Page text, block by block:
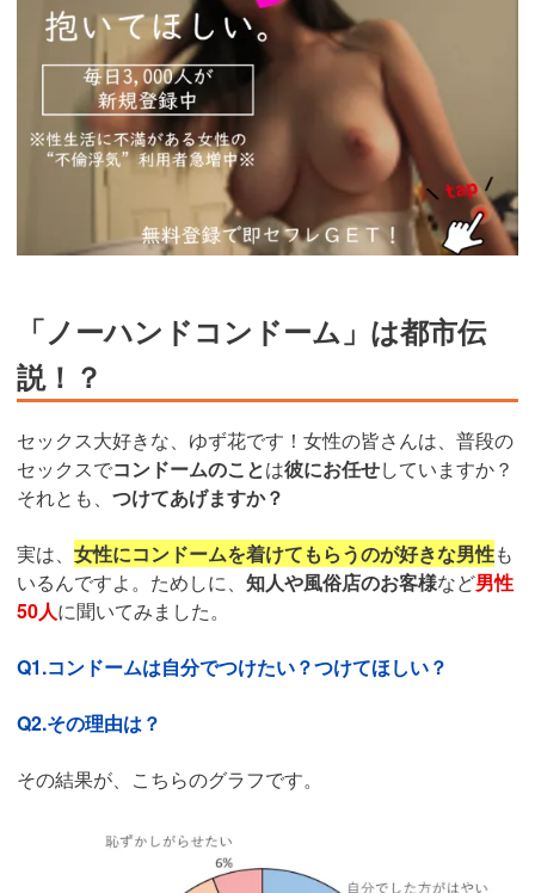
「ノーハンドコンドーム」は都市伝
説！？
セックス大好きな、ゆず花です！女性の皆さんは、普段の
セックスでコンドームのことは彼にお任せしていますか？
それとも、 つけてあげますか？
実は、 女性にコンドームを着けてもらうのが好きな男性も
いるんですよ。ためしに、 知人や風俗店のお客様など男性
50人に聞いてみました。
Q1.コンドームは自分でつけたい？つけてほしい？
Q2.その理由は？
その結果が、こちらのグラフです。